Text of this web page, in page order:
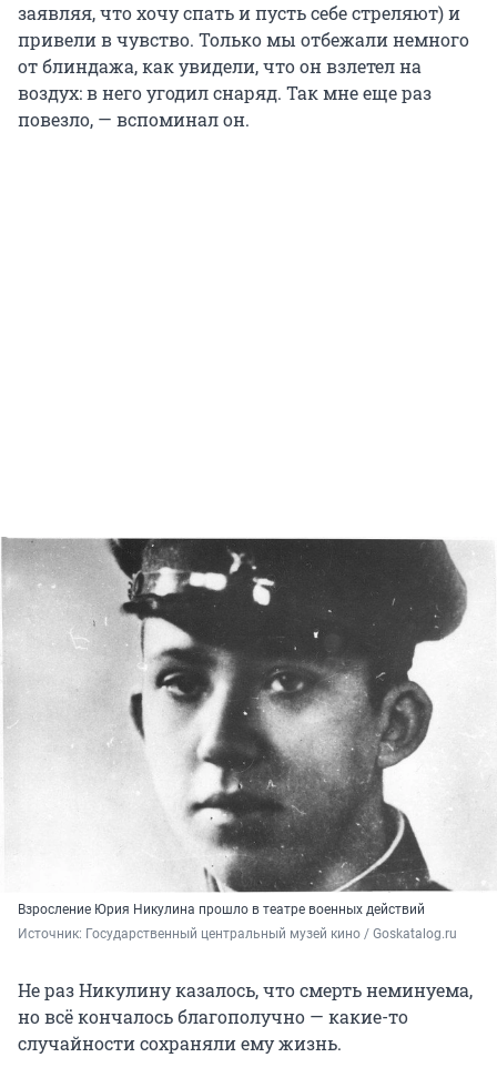
заявляя, что хочу спать и пусть себе стреляют) и
привели в чувство. Только мы отбежали немного
от блиндажа, как увидели, что он взлетел на
воздух: в него угодил снаряд. Так мне еще раз
повезло, — вспоминал он.
Взросление Юрия Никулина прошло в театре военных действий
Источник: Государственный центральный музей кино / Goskatalog.ru
Не раз Никулину казалось, что смерть неминуема,
но всё кончалось благополучно — какие-то
случайности сохраняли ему жизнь.